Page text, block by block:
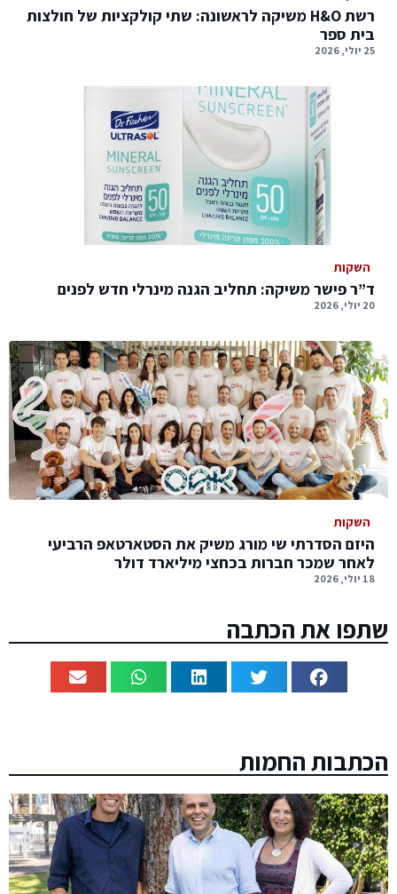
רשת H&O משיקה לראשונה: שתי קולקציות של חולצות
בית ספר
25 יולי, 2026
השקות
ד”ר פישר משיקה: תחליב הגנה מינרלי חדש לפנים
20 יולי, 2026
השקות
היזם הסדרתי שי מורג משיק את הסטארטאפ הרביעי
לאחר שמכר חברות בכחצי מיליארד דולר
18 יולי, 2026
שתפו את הכתבה
הכתבות החמות